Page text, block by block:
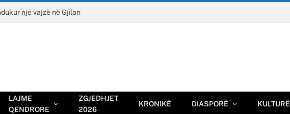
një vajzë në Gjilan
LAJME
QENDRORE
ZGJEDHJET
2026
KRONIKË DIASPORË KULTURË